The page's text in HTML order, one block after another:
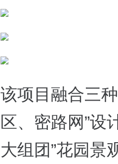
该项目融合三
区、密路网”设
大组团”花园景